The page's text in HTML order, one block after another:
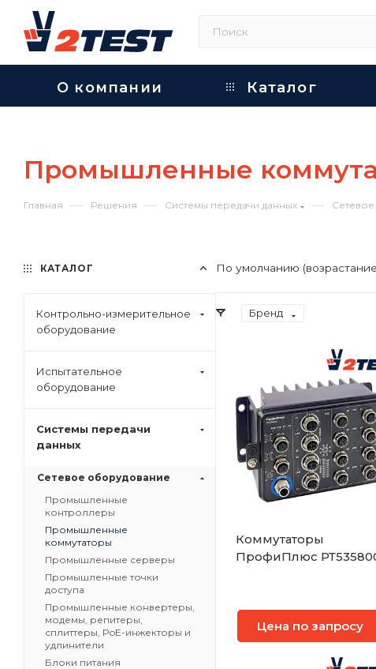
О компании Каталог
Промышленные
Главная — Решения — Системы передачи данных —
По умолчанию
Бренд
Коммутаторы
ПрофиПлюс
Цена по запросу
КАТАЛОГ
Контрольно-измерительное
оборудование
Испытательное
оборудование
Системы передачи
данных
Сетевое оборудование
Промышленные
контроллеры
Промышленные
коммутаторы
Промышленные серверы
Промышленные точки
доступа
Промышленные конвертеры,
модемы, репитеры,
сплиттеры, PoE-инжекторы и
удлинители
Блоки питания